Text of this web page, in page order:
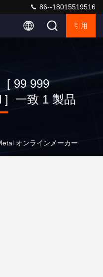
86--18015519516
引用
99 999
] 一致 1 製品
オンラインメーカー